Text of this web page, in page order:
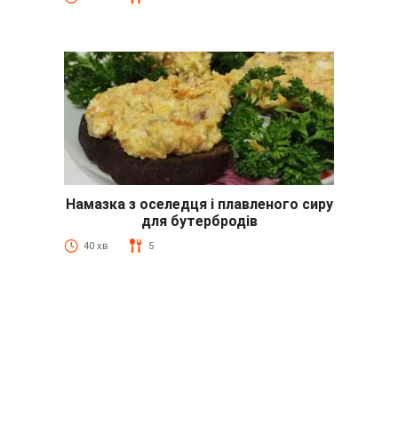
Намазка з оселедця і плавленого сиру
для бутербродів
40 хв 5